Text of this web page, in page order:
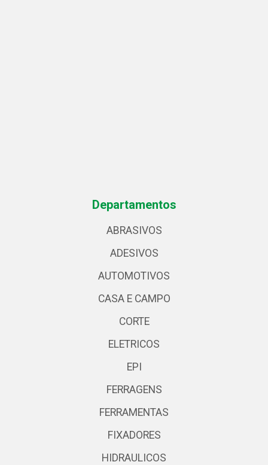
Departamentos
ABRASIVOS
ADESIVOS
AUTOMOTIVOS
CASA E CAMPO
CORTE
ELETRICOS
EPI
FERRAGENS
FERRAMENTAS
FIXADORES
HIDRAULICOS